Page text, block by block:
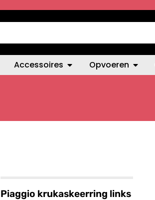
Accessoires Opvoeren
Piaggio krukaskeerring links